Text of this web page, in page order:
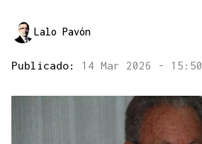
Lalo Pavón
Publicado: 14 Mar 2026 - 15:50